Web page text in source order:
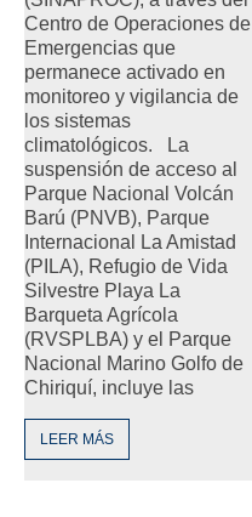
Centro de Operaciones de
Emergencias que
permanece activado en
monitoreo y vigilancia de
los sistemas
climatológicos. La
suspensión de acceso al
Parque Nacional Volcán
Barú (PNVB), Parque
Internacional La Amistad
(PILA), Refugio de Vida
Silvestre Playa La
Barqueta Agrícola
(RVSPLBA) y el Parque
Nacional Marino Golfo de
Chiriquí, incluye las
LEER MÁS